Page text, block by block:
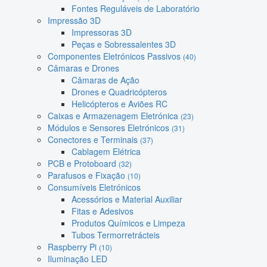
Fontes Reguláveis de Laboratório
Impressão 3D
Impressoras 3D
Peças e Sobressalentes 3D
Componentes Eletrónicos Passivos (40)
Câmaras e Drones
Câmaras de Ação
Drones e Quadricópteros
Helicópteros e Aviões RC
Caixas e Armazenagem Eletrónica (23)
Módulos e Sensores Eletrónicos (31)
Conectores e Terminais (37)
Cablagem Elétrica
PCB e Protoboard (32)
Parafusos e Fixação (10)
Consumíveis Eletrónicos
Acessórios e Material Auxiliar
Fitas e Adesivos
Produtos Químicos e Limpeza
Tubos Termorretrácteis
Raspberry Pi (10)
Iluminação LED